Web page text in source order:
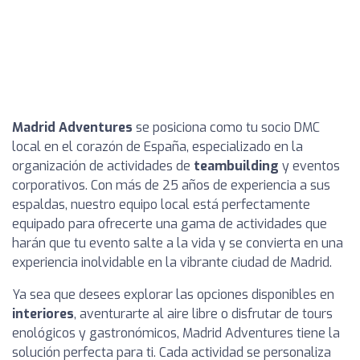
Madrid Adventures se posiciona como tu socio DMC
local en el corazón de España, especializado en la
organización de actividades de teambuilding y eventos
corporativos. Con más de 25 años de experiencia a sus
espaldas, nuestro equipo local está perfectamente
equipado para ofrecerte una gama de actividades que
harán que tu evento salte a la vida y se convierta en una
experiencia inolvidable en la vibrante ciudad de Madrid.
Ya sea que desees explorar las opciones disponibles en
interiores, aventurarte al aire libre o disfrutar de tours
enológicos y gastronómicos, Madrid Adventures tiene la
solución perfecta para ti. Cada actividad se personaliza